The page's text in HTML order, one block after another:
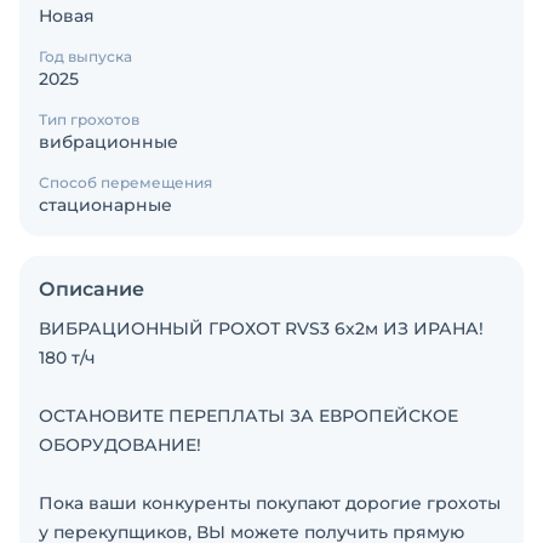
Новая
Год выпуска
2025
Тип грохотов
вибрационные
Способ перемещения
стационарные
Описание
ВИБРАЦИОННЫЙ ГРОХОТ RVS3 6х2м ИЗ ИРАНА!
180 т/ч
ОСТАНОВИТЕ ПЕРЕПЛАТЫ ЗА ЕВРОПЕЙСКОЕ
ОБОРУДОВАНИЕ!
Пока ваши конкуренты покупают дорогие грохоты
у перекупщиков, ВЫ можете получить прямую